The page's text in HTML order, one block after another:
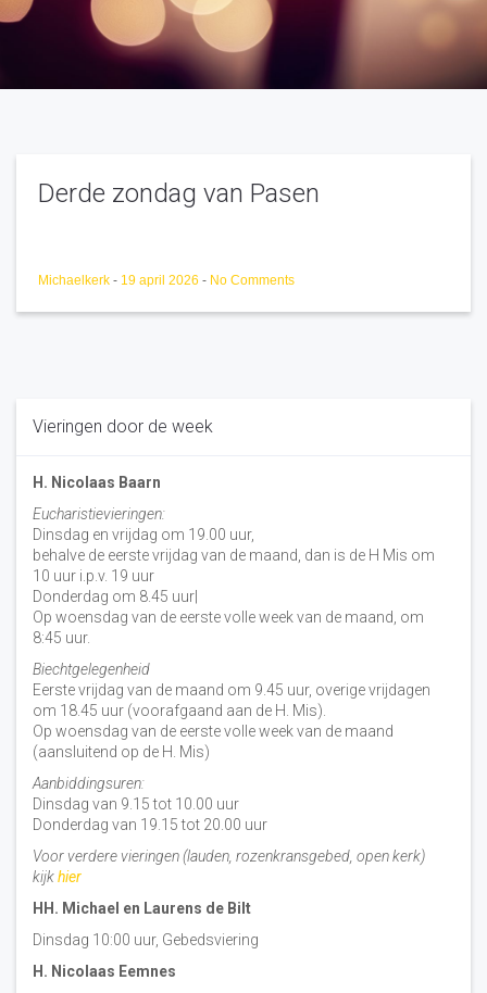
Derde zondag van Pasen
Michaelkerk - 19 april 2026 - No Comments
Vieringen door de week
H. Nicolaas Baarn
Eucharistievieringen:
Dinsdag en vrijdag om 19.00 uur,
behalve de eerste vrijdag van de maand, dan is de H Mis om
10 uur i.p.v. 19 uur
Donderdag om 8.45 uur|
Op woensdag van de eerste volle week van de maand, om
8:45 uur.
Biechtgelegenheid
Eerste vrijdag van de maand om 9.45 uur, overige vrijdagen
om 18.45 uur (voorafgaand aan de H. Mis).
Op woensdag van de eerste volle week van de maand
(aansluitend op de H. Mis)
Aanbiddingsuren:
Dinsdag van 9.15 tot 10.00 uur
Donderdag van 19.15 tot 20.00 uur
Voor verdere vieringen (lauden, rozenkransgebed, open kerk)
kijkhier
HH. Michael en Laurens de Bilt
Dinsdag 10:00 uur, Gebedsviering
H. Nicolaas Eemnes